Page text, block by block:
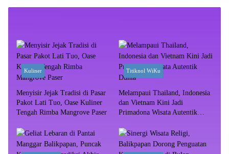
Kuliner
Menyisir Jejak Tradisi di Pasar
Pakot Lati Tuo, Oase Kuliner
Tengah Rimba Mangrove Paser
Titiknol WiKu
Melampaui Thailand, Indonesia
dan Vietnam Kini Jadi
Primadona Wisata Autentik